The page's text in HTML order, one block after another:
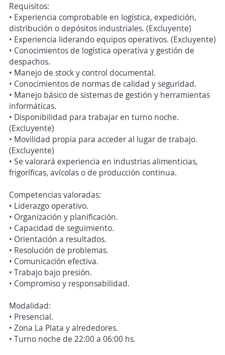
Requisitos:
• Experiencia comprobable en logística, expedición,
distribución o depósitos industriales. (Excluyente)
• Experiencia liderando equipos operativos. (Excluyente)
• Conocimientos de logística operativa y gestión de
despachos.
• Manejo de stock y control documental.
• Conocimientos de normas de calidad y seguridad.
• Manejo básico de sistemas de gestión y herramientas
informáticas.
• Disponibilidad para trabajar en turno noche.
(Excluyente)
• Movilidad propia para acceder al lugar de trabajo.
(Excluyente)
• Se valorará experiencia en industrias alimenticias,
frigoríficas, avícolas o de producción continua.
Competencias valoradas:
• Liderazgo operativo.
• Organización y planificación.
• Capacidad de seguimiento.
• Orientación a resultados.
• Resolución de problemas.
• Comunicación efectiva.
• Trabajo bajo presión.
• Compromiso y responsabilidad.
Modalidad:
• Presencial.
• Zona La Plata y alrededores.
• Turno noche de 22:00 a 06:00 hs.